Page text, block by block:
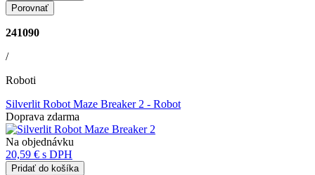
Porovnať
241090
/
Roboti
Silverlit Robot Maze Breaker 2 - Robot
Doprava zdarma
Na objednávku
20,59 € s DPH
Pridať do košíka